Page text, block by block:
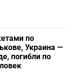
по
Украина —
погибли по